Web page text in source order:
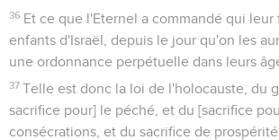
36 Et ce que l'Eternel a commandé qui leur
enfants d'Israël, depuis le jour qu'on les
une ordonnance perpétuelle dans leurs
37 Telle est donc la loi de l'holocauste, du
sacrifice pour] le péché, et du [sacrifice
consécrations, et du sacrifice de